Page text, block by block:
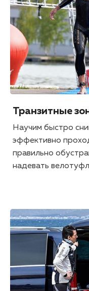
Транзитные
Научим быстро
эффективно
правильно
надевать